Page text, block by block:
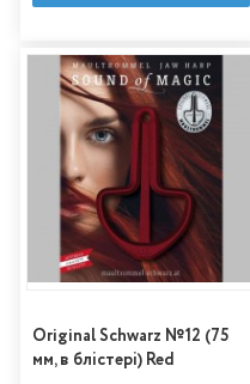
Original Schwarz №12 (75
мм, в блістері) Red